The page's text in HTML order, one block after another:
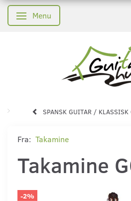
Skifte navigation
Menu
SPANSK GUITAR / KLASSISK
Fra: Takamine
Takamine
-2%